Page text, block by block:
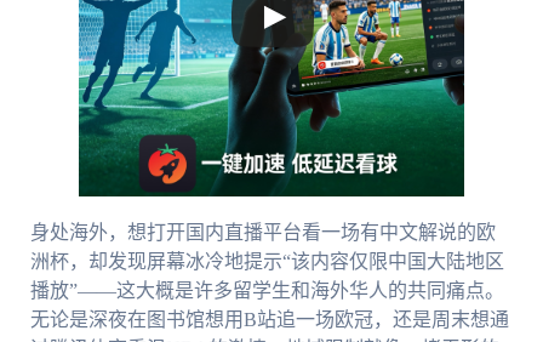
身处海外，想打开国内直播平台看一场有中文解说的欧
洲杯，却发现屏幕冰冷地提示“该内容仅限中国大陆地区
播放”——这大概是许多留学生和海外华人的共同痛点。
无论是深夜在图书馆想用B站追一场欧冠，还是周末想通